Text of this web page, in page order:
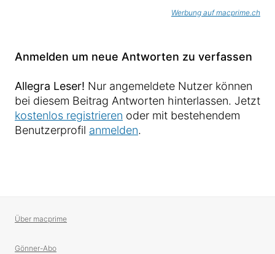
Werbung auf macprime.ch
Anmelden um neue Antworten zu verfassen
Allegra Leser! Nur angemeldete Nutzer können
bei diesem Beitrag Antworten hinterlassen. Jetzt
kostenlos registrieren oder mit bestehendem
Benutzerprofil anmelden.
Über macprime
Gönner-Abo